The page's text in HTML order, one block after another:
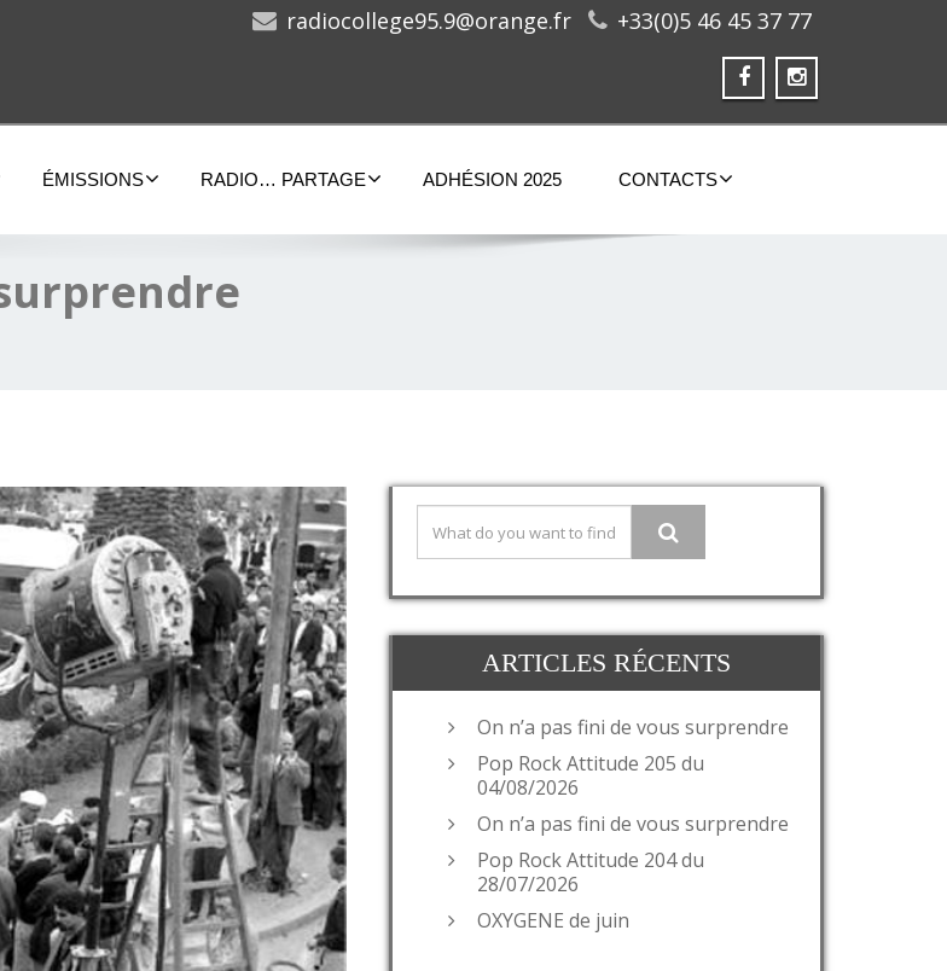
radiocollege95.9@orange.fr +33(0)5 46 45 37 77
ÉMISSIONS RADIO… PARTAGE ADHÉSION 2025 CONTACTS
ARTICLES RÉCENTS
On n’a pas fini de vous surprendre
Pop Rock Attitude 205 du
04/08/2026
On n’a pas fini de vous surprendre
Pop Rock Attitude 204 du
28/07/2026
OXYGENE de juin